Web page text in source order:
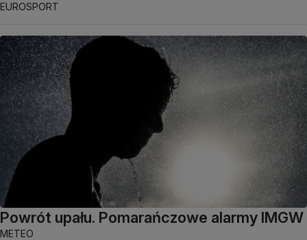
EUROSPORT
Powrót upału. Pomarańczowe alarmy IMGW
METEO